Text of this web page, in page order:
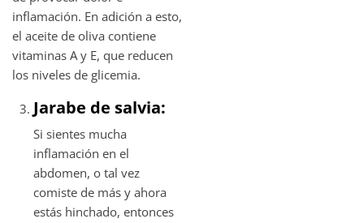
inflamación. En adición a esto,
el aceite de oliva contiene
vitaminas A y E, que reducen
los niveles de glicemia.
Jarabe de salvia:
Si sientes mucha
inflamación en el
abdomen, o tal vez
comiste de más y ahora
estás hinchado, entonces